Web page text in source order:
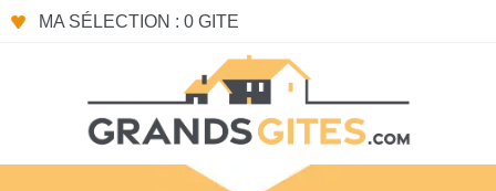
MA SÉLECTION : 0 GITE
Panneau de gestion des cookies